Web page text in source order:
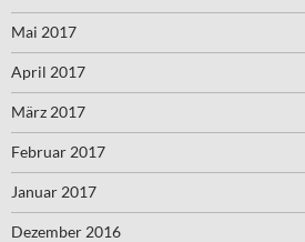
Mai 2017
April 2017
März 2017
Februar 2017
Januar 2017
Dezember 2016